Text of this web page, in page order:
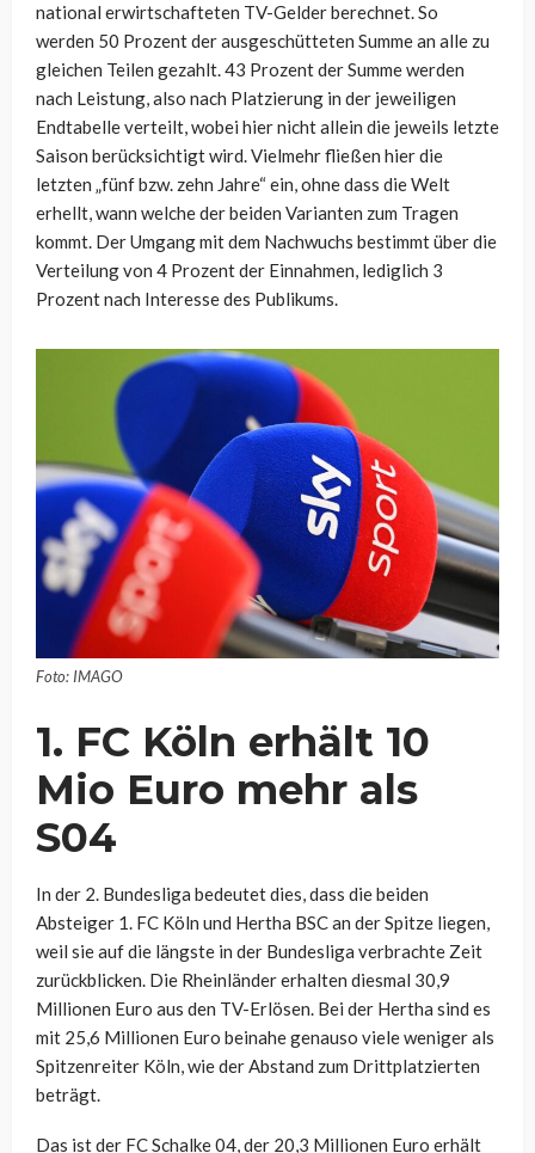
national erwirtschafteten TV-Gelder berechnet. So
werden 50 Prozent der ausgeschütteten Summe an alle zu
gleichen Teilen gezahlt. 43 Prozent der Summe werden
nach Leistung, also nach Platzierung in der jeweiligen
Endtabelle verteilt, wobei hier nicht allein die jeweils letzte
Saison berücksichtigt wird. Vielmehr fließen hier die
letzten „fünf bzw. zehn Jahre“ ein, ohne dass die Welt
erhellt, wann welche der beiden Varianten zum Tragen
kommt. Der Umgang mit dem Nachwuchs bestimmt über die
Verteilung von 4 Prozent der Einnahmen, lediglich 3
Prozent nach Interesse des Publikums.
Foto: IMAGO
1. FC Köln erhält 10
Mio Euro mehr als
S04
In der 2. Bundesliga bedeutet dies, dass die beiden
Absteiger 1. FC Köln und Hertha BSC an der Spitze liegen,
weil sie auf die längste in der Bundesliga verbrachte Zeit
zurückblicken. Die Rheinländer erhalten diesmal 30,9
Millionen Euro aus den TV-Erlösen. Bei der Hertha sind es
mit 25,6 Millionen Euro beinahe genauso viele weniger als
Spitzenreiter Köln, wie der Abstand zum Drittplatzierten
beträgt.
Das ist der FC Schalke 04, der 20,3 Millionen Euro erhält